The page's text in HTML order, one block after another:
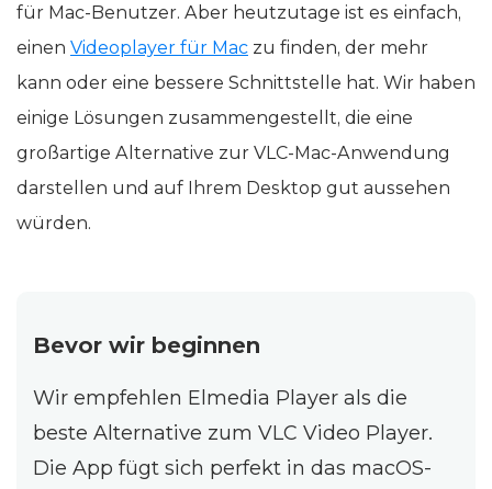
für Mac-Benutzer. Aber heutzutage ist es einfach,
einen Videoplayer für Mac zu finden, der mehr
kann oder eine bessere Schnittstelle hat. Wir haben
einige Lösungen zusammengestellt, die eine
großartige Alternative zur VLC-Mac-Anwendung
darstellen und auf Ihrem Desktop gut aussehen
würden.
Bevor wir beginnen
Wir empfehlen Elmedia Player als die
beste Alternative zum VLС Video Player.
Die App fügt sich perfekt in das macOS-